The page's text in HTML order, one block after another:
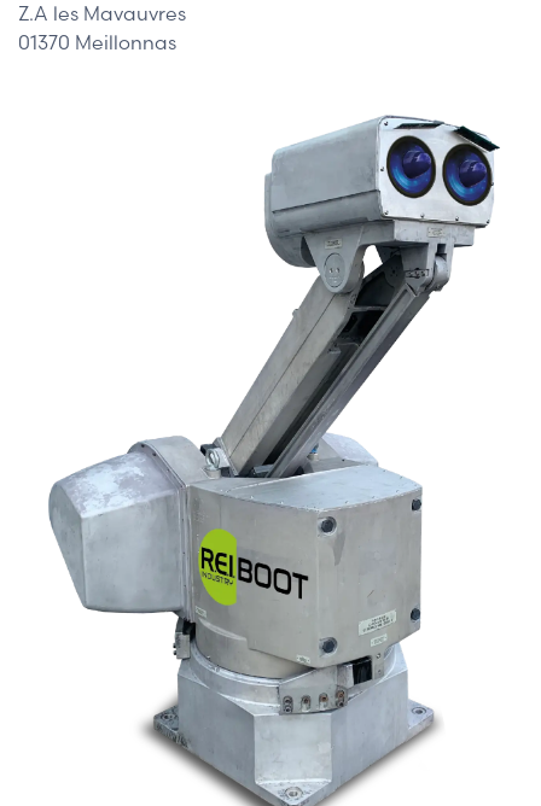
Z.A les Mavauvres
01370 Meillonnas